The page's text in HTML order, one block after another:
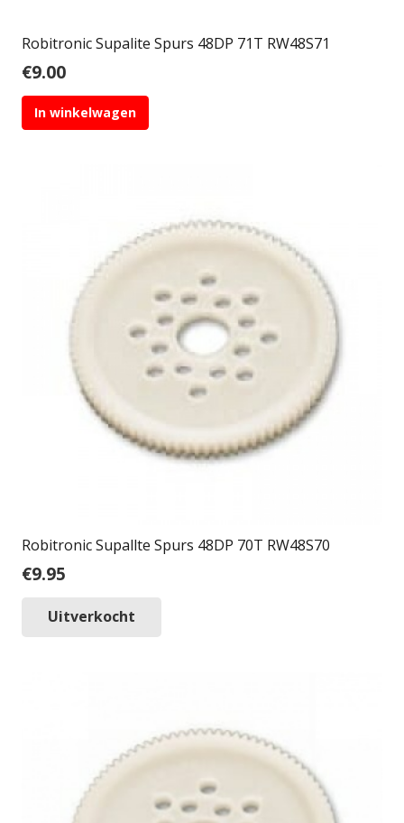
Robitronic Supalite Spurs 48DP 71T RW48S71
€9.00
In winkelwagen
Robitronic Supallte Spurs 48DP 70T RW48S70
€9.95
Uitverkocht